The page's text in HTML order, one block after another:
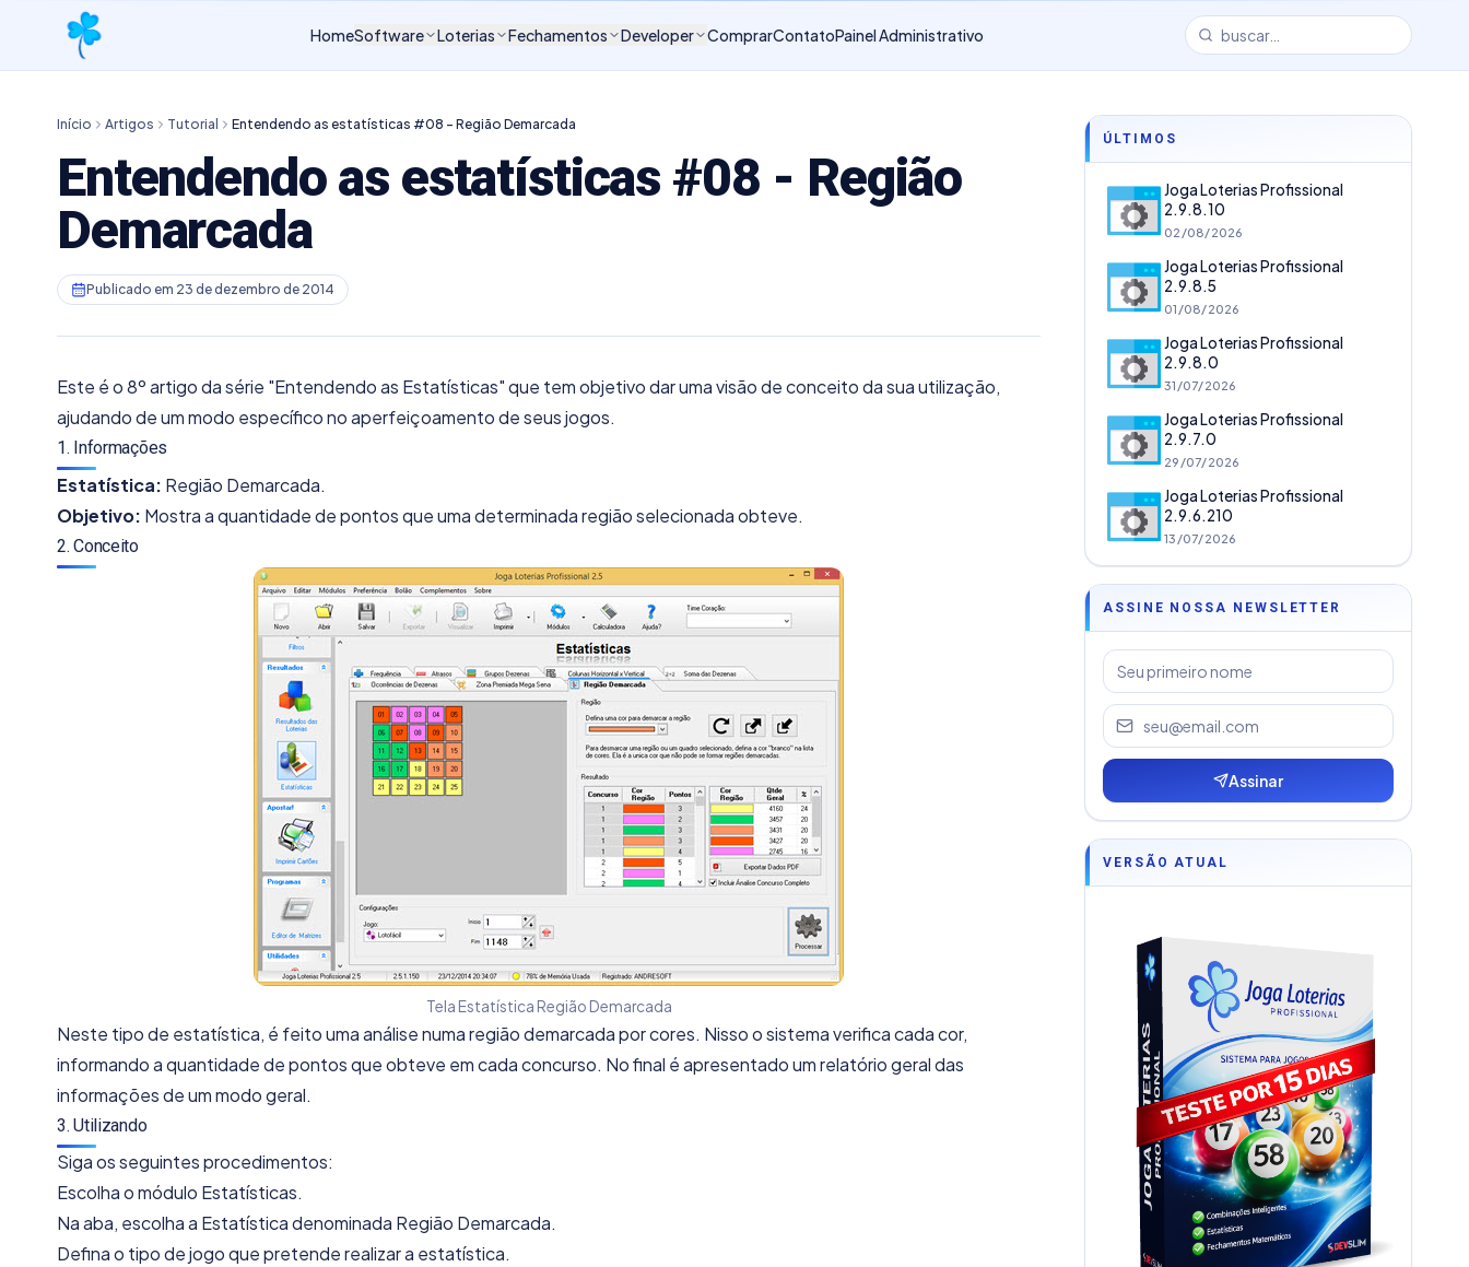
HomeSoftware Loterias Fechamentos Developer ComprarContatoPainel Administrativo
Início Artigos Tutorial Entendendo as estatísticas #08 - Região Demarcada
Entendendo as estatísticas #08 - Região
Demarcada
Publicado em 23 de dezembro de 2014
Este é o 8º artigo da série "Entendendo as Estatísticas" que tem objetivo dar uma visão de conceito da sua utilização,
ajudando de um modo específico no aperfeiçoamento de seus jogos.
1. Informações
Estatística: Região Demarcada.
Objetivo: Mostra a quantidade de pontos que uma determinada região selecionada obteve.
2. Conceito
Tela Estatística Região Demarcada
Neste tipo de estatística, é feito uma análise numa região demarcada por cores. Nisso o sistema verifica cada cor,
informando a quantidade de pontos que obteve em cada concurso. No final é apresentado um relatório geral das
informações de um modo geral.
3. Utilizando
Siga os seguintes procedimentos:
Escolha o módulo Estatísticas.
Na aba, escolha a Estatística denominada Região Demarcada.
Defina o tipo de jogo que pretende realizar a estatística.
ÚLTIMOS
Joga Loterias Profissional
2.9.8.10
02/08/2026
Joga Loterias Profissional
2.9.8.5
01/08/2026
Joga Loterias Profissional
2.9.8.0
31/07/2026
Joga Loterias Profissional
2.9.7.0
29/07/2026
Joga Loterias Profissional
2.9.6.210
13/07/2026
ASSINE NOSSA NEWSLETTER
Assinar
VERSÃO ATUAL